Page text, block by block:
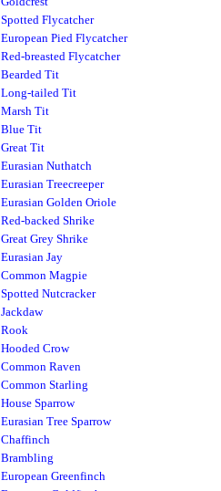
Spotted Flycatcher
European Pied Flycatcher
Red-breasted Flycatcher
Bearded Tit
Long-tailed Tit
Marsh Tit
Blue Tit
Great Tit
Eurasian Nuthatch
Eurasian Treecreeper
Eurasian Golden Oriole
Red-backed Shrike
Great Grey Shrike
Eurasian Jay
Common Magpie
Spotted Nutcracker
Jackdaw
Rook
Hooded Crow
Common Raven
Common Starling
House Sparrow
Eurasian Tree Sparrow
Chaffinch
Brambling
European Greenfinch